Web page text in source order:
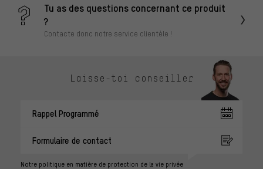
Tu as des questions concernant ce produit
?
Contacte donc notre service clientèle !
Laisse-toi conseiller
Rappel Programmé
Formulaire de contact
Notre politique en matière de protection de la vie privée